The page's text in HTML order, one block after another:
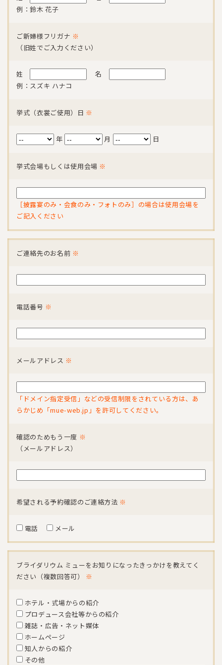
例：鈴木 花子
ご新婦様フリガナ ※
（旧姓でご入力ください）
姓
名
例：スズキ ハナコ
挙式（衣裳ご使用）日 ※
年 月 日
挙式会場もしくは使用会場 ※
［披露宴のみ・会食のみ・フォトのみ］の場合は使用会場を
ご記入ください
ご連絡先のお名前 ※
電話番号 ※
メールアドレス ※
「ドメイン指定受信」などの受信制限をされている方は、あ
らかじめ「mue-web.jp」を許可してください。
確認のためもう一度 ※
（メールアドレス）
希望される予約確認のご連絡方法 ※
電話 メール
ブライダリウム ミューをお知りになったきっかけを教えてく
ださい（複数回答可）
※
ホテル・式場からの紹介
プロデュース会社等からの紹介
雑誌・広告・ネット媒体
ホームページ
知人からの紹介
その他